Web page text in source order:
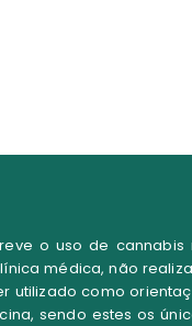
o uso de
médica, não
como
sendo estes os